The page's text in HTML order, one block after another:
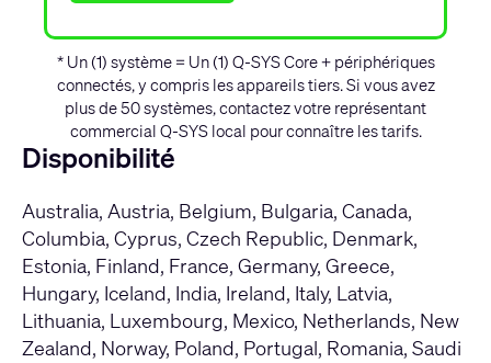
* Un (1) système = Un (1) Q-SYS Core + périphériques
connectés, y compris les appareils tiers. Si vous avez
plus de 50 systèmes, contactez votre représentant
commercial Q-SYS local pour connaître les tarifs.
Disponibilité
Australia, Austria, Belgium, Bulgaria, Canada,
Columbia, Cyprus, Czech Republic, Denmark,
Estonia, Finland, France, Germany, Greece,
Hungary, Iceland, India, Ireland, Italy, Latvia,
Lithuania, Luxembourg, Mexico, Netherlands, New
Zealand, Norway, Poland, Portugal, Romania, Saudi